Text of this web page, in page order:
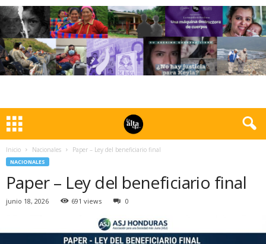
Inicio Nacionales Paper – Ley del beneficiario final
NACIONALES
Paper – Ley del beneficiario final
junio 18, 2026 691 views 0